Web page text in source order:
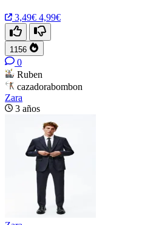
3,49€ 4,99€
1156
0
Ruben
cazadorabombon
Zara
3 años